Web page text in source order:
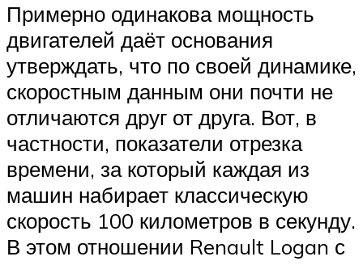
Примерно одинакова мощность
двигателей даёт основания
утверждать, что по своей динамике,
скоростным данным они почти не
отличаются друг от друга. Вот, в
частности, показатели отрезка
времени, за который каждая из
машин набирает классическую
скорость 100 километров в секунду.
В этом отношении Renault Logan с